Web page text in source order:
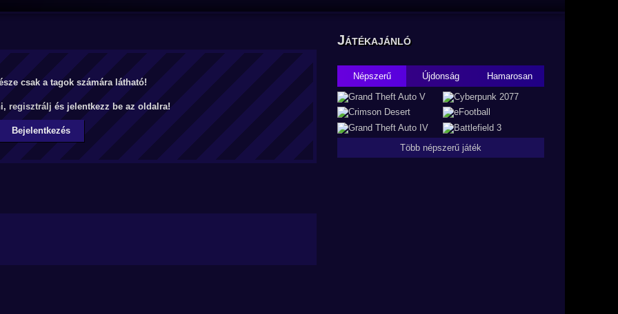
csak a tagok számára látható!
regisztrálj és jelentkezz be az oldalra!
Bejelentkezés
Játékajánló
Népszerű Újdonság Hamarosan
Több népszerű játék